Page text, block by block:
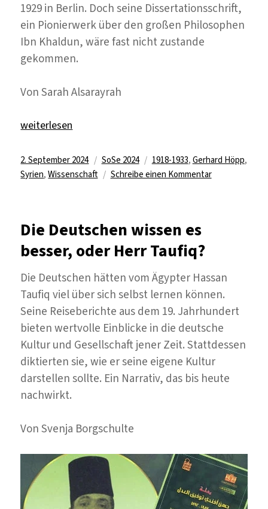
1929 in Berlin. Doch seine Dissertationsschrift,
ein Pionierwerk über den großen Philosophen
Ibn Khaldun, wäre fast nicht zustande
gekommen.
Von Sarah Alsarayrah
„Ibn Khaldun in Berlin“
weiterlesen
Veröffentlicht
am
2. September 2024 Kategorien
SoSe 2024 Schlagwörter
1918-1933, Gerhard Höpp,
Syrien,Wissenschaft Schreibe einen Kommentarzu
Die Deutschen wissen es
besser, oder Herr Taufiq?
Die Deutschen hätten vom Ägypter Hassan
Taufiq viel über sich selbst lernen können.
Seine Reiseberichte aus dem 19. Jahrhundert
bieten wertvolle Einblicke in die deutsche
Kultur und Gesellschaft jener Zeit. Stattdessen
diktierten sie, wie er seine eigene Kultur
darstellen sollte. Ein Narrativ, das bis heute
nachwirkt.
Von Svenja Borgschulte